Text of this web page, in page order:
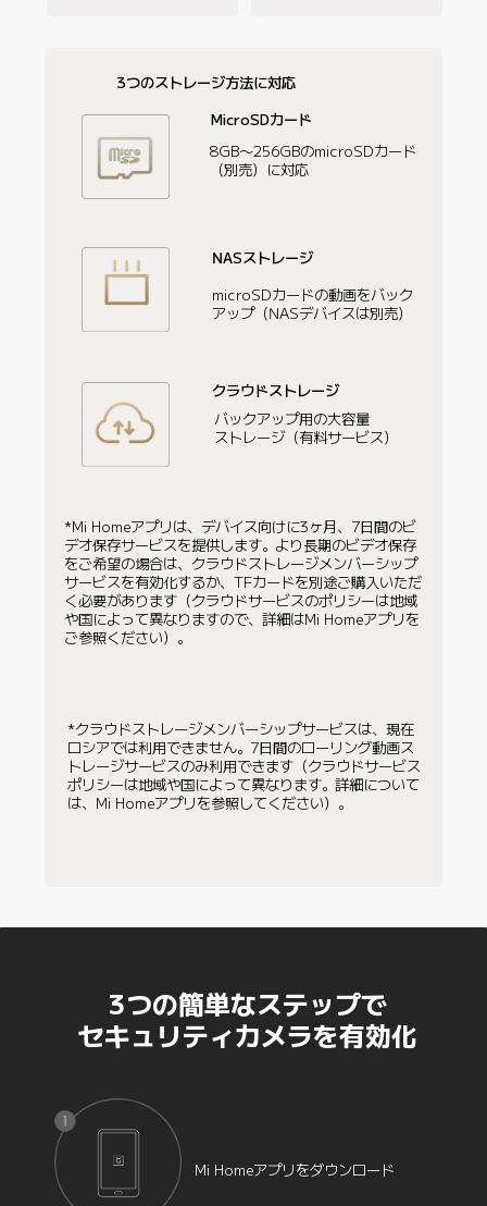
3つのストレージ方法に対応
MicroSDカード
8GB～256GBのmicroSDカード
（別売）に対応
NASストレージ
microSDカードの動画をバック
アップ（NASデバイスは別売）
クラウドストレージ
バックアップ用の大容量
ストレージ（有料サービス）
*Mi Homeアプリは、デバイス向けに3ヶ月、7日間のビ
デオ保存サービスを提供します。より長期のビデオ保存
をご希望の場合は、クラウドストレージメンバーシップ
サービスを有効化するか、TFカードを別途ご購入いただ
く必要があります（クラウドサービスのポリシーは地域
や国によって異なりますので、詳細はMi Homeアプリを
ご参照ください）。
*クラウドストレージメンバーシップサービスは、現在
ロシアでは利用できません。7日間のローリング動画ス
トレージサービスのみ利用できます（クラウドサービス
ポリシーは地域や国によって異なります。詳細について
は、Mi Homeアプリを参照してください）。
3つの簡単なステップで
セキュリティカメラを有効化
Mi Homeアプリをダウンロード